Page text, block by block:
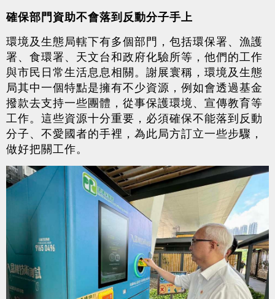
確保部門資助不會落到反動分子手上
環境及生態局轄下有多個部門，包括環保署、漁護
署、食環署、天文台和政府化驗所等，他們的工作
與市民日常生活息息相關。謝展寰稱，環境及生態
局其中一個特點是擁有不少資源，例如會透過基金
撥款去支持一些團體，從事保護環境、宣傳教育等
工作。這些資源十分重要，必須確保不能落到反動
分子、不愛國者的手裡，為此局方訂立一些步驟，
做好把關工作。